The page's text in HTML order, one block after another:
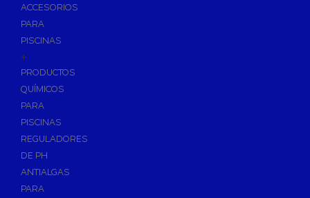
ACCESORIOS
PARA
PISCINAS
+
PRODUCTOS
QUÍMICOS
PARA
PISCINAS
REGULADORES
DE PH
ANTIALGAS
PARA